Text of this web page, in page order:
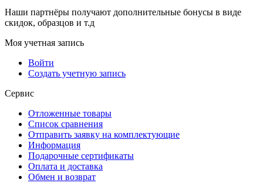
Наши партнёры получают дополнительные бонусы в виде
скидок, образцов и т.д
Моя учетная запись
Войти
Создать учетную запись
Сервис
Отложенные товары
Список сравнения
Отправить заявку на комплектующие
Информация
Подарочные сертификаты
Оплата и доставка
Обмен и возврат